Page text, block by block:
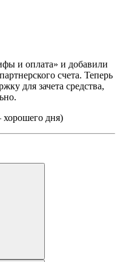
и оплата» и добавили
счета. Теперь
для зачета средства,
дня)